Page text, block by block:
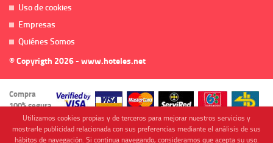
Uso de cookies
Empresas
Quiénes Somos
© Copyrigth 2026 - www.hoteles.net
Compra
100% segura
Utilizamos cookies propias y de terceros para mejorar nuestros servicios y
mostrarle publicidad relacionada con sus preferencias mediante el análisis de sus
hábitos de navegación. Si continua navegando, consideramos que acepta su uso.